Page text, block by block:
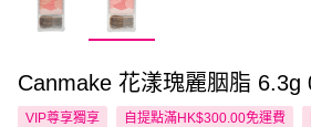
Canmake 花漾瑰麗胭脂 6.3g
VIP尊享獨享 自提點滿HK$300.00免運費